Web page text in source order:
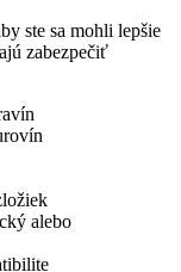
ste sa mohli lepšie
zabezpečiť
alebo